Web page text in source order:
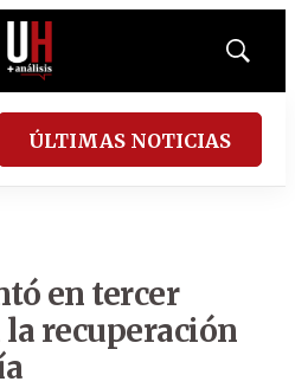
Mostrar
ÚLTIMAS NOTICIAS
en tercer
recuperación